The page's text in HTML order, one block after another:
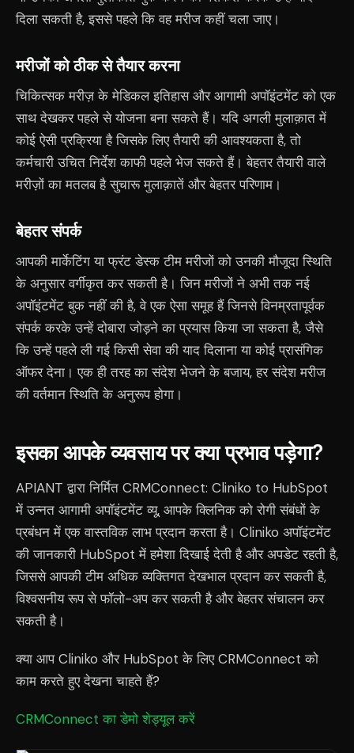
दिला सकती है, इससे पहले कि वह मरीज कहीं चला जाए।
मरीजों को ठीक से तैयार करना
चिकित्सक मरीज़ के मेडिकल इतिहास और आगामी अपॉइंटमेंट को एक
साथ देखकर पहले से योजना बना सकते हैं। यदि अगली मुलाक़ात में
कोई ऐसी प्रक्रिया है जिसके लिए तैयारी की आवश्यकता है, तो
कर्मचारी उचित निर्देश काफी पहले भेज सकते हैं। बेहतर तैयारी वाले
मरीज़ों का मतलब है सुचारू मुलाक़ातें और बेहतर परिणाम।
बेहतर संपर्क
आपकी मार्केटिंग या फ्रंट डेस्क टीम मरीजों को उनकी मौजूदा स्थिति
के अनुसार वर्गीकृत कर सकती है। जिन मरीजों ने अभी तक नई
अपॉइंटमेंट बुक नहीं की है, वे एक ऐसा समूह हैं जिनसे विनम्रतापूर्वक
संपर्क करके उन्हें दोबारा जोड़ने का प्रयास किया जा सकता है, जैसे
कि उन्हें पहले ली गई किसी सेवा की याद दिलाना या कोई प्रासंगिक
ऑफर देना। एक ही तरह का संदेश भेजने के बजाय, हर संदेश मरीज
की वर्तमान स्थिति के अनुरूप होगा।
इसका आपके व्यवसाय पर क्या प्रभाव पड़ेगा?
APIANT द्वारा निर्मित CRMConnect: Cliniko to HubSpot
में उन्नत आगामी अपॉइंटमेंट व्यू, आपके क्लिनिक को रोगी संबंधों के
प्रबंधन में एक वास्तविक लाभ प्रदान करता है। Cliniko अपॉइंटमेंट
की जानकारी HubSpot में हमेशा दिखाई देती है और अपडेट रहती है,
जिससे आपकी टीम अधिक व्यक्तिगत देखभाल प्रदान कर सकती है,
विश्वसनीय रूप से फॉलो-अप कर सकती है और बेहतर संचालन कर
सकती है।
क्या आप Cliniko और HubSpot के लिए CRMConnect को
काम करते हुए देखना चाहते हैं?
CRMConnect का डेमो शेड्यूल करें